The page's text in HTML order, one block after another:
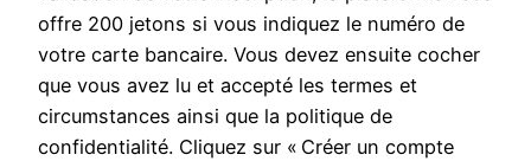
offre 200 jetons si vous indiquez le numéro de
votre carte bancaire. Vous devez ensuite cocher
que vous avez lu et accepté les termes et
circumstances ainsi que la politique de
confidentialité. Cliquez sur « Créer un compte